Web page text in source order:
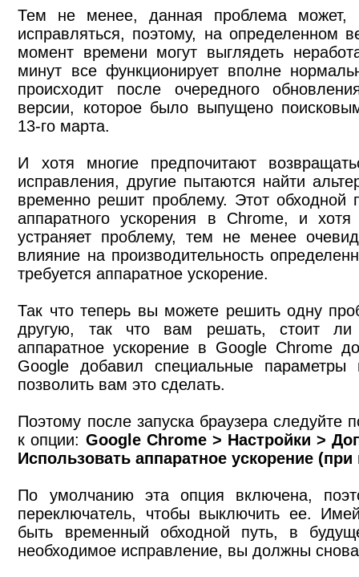
Тем не менее, данная проблема может,
исправляться, поэтому, на определенном
момент времени могут выглядеть
минут все функционирует вполне
происходит после очередного
версии, которое было выпущено
13-го марта.
И хотя многие предпочитают
исправления, другие пытаются найти
временно решит проблему. Этот обходной
аппаратного ускорения в Chrome, и
устраняет проблему, тем не менее
влияние на производительность
требуется аппаратное ускорение.
Так что теперь вы можете решить одну
другую, так что вам решать, стоит ли
аппаратное ускорение в Google Chrome
Google добавил специальные параметры
позволить вам это сделать.
Поэтому после запуска браузера следуйте
к опции: Google Chrome > Настройки >
Использовать аппаратное ускорение
По умолчанию эта опция включена,
переключатель, чтобы выключить ее.
быть временный обходной путь, в
необходимое исправление, вы должны